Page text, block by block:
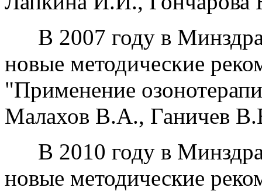
В 2007 году в
новые методические
"Применение
Малахов В.А., Ганичев
В 2010 году в
новые методические